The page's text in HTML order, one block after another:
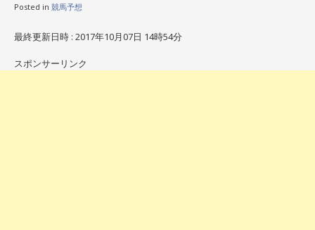
Posted in 競馬予想
最終更新日時 : 2017年10月07日 14時54分
スポンサーリンク